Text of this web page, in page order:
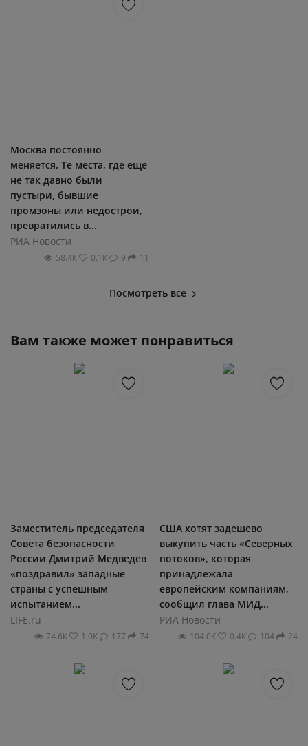
Москва постоянно
меняется. Те места, где еще
не так давно были
пустыри, бывшие
промзоны или недострои,
превратились в...
РИА Новости
58.4К 0.1К 9 11
Посмотреть все
Вам также может понравиться
Заместитель председателя
Совета безопасности
России Дмитрий Медведев
«поздравил» западные
страны с успешным
испытанием...
LIFE.ru
74.6К 1.0К 177 74
США хотят задешево
выкупить часть «Северных
потоков», которая
принадлежала
европейским компаниям,
сообщил глава МИД...
РИА Новости
104.0К 0.4К 104 24